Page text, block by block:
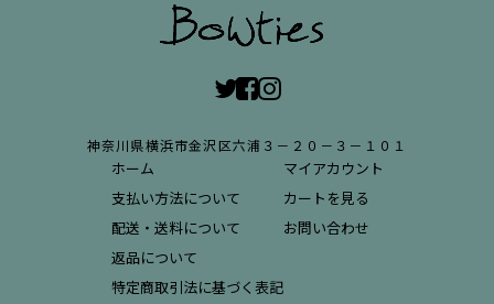
神奈川県横浜市金沢区六浦３－２０－３－１０１
ホーム
支払い方法について
配送・送料について
返品について
特定商取引法に基づく表記
マイアカウント
カートを見る
お問い合わせ